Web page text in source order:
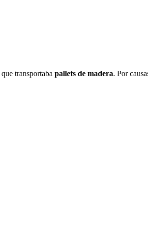
que transportaba pallets de madera. Por